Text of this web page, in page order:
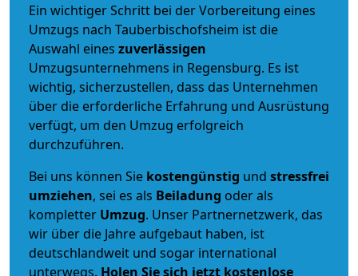
Ein wichtiger Schritt bei der Vorbereitung eines
Umzugs nach Tauberbischofsheim ist die
Auswahl eines zuverlässigen
Umzugsunternehmens in Regensburg. Es ist
wichtig, sicherzustellen, dass das Unternehmen
über die erforderliche Erfahrung und Ausrüstung
verfügt, um den Umzug erfolgreich
durchzuführen.
Bei uns können Sie kostengünstig und stressfrei
umziehen, sei es als Beiladung oder als
kompletter Umzug. Unser Partnernetzwerk, das
wir über die Jahre aufgebaut haben, ist
deutschlandweit und sogar international
unterwegs. Holen Sie sich jetzt kostenlose